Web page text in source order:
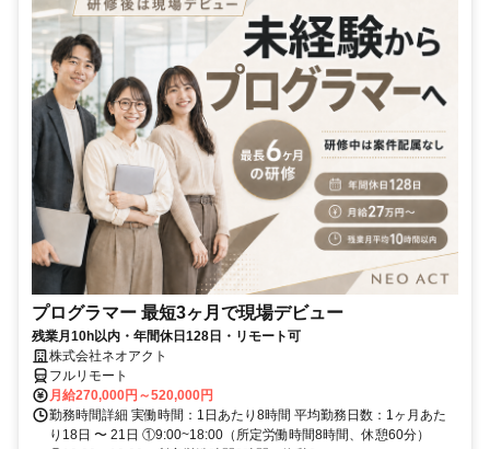
プログラマー 最短3ヶ月で現場デビュー
残業月10h以内・年間休日128日・リモート可
株式会社ネオアクト
フルリモート
月給270,000円～520,000円
勤務時間詳細 実働時間：1日あたり8時間 平均勤務日数：1ヶ月あた
り18日 〜 21日 ①9:00~18:00（所定労働時間8時間、休憩60分）